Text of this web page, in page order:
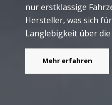
nur erstklassige
Hersteller, was sich
Langlebigkeit über
Mehr erfahren